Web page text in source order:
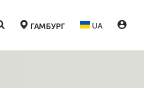
ГАМБУРГ UA